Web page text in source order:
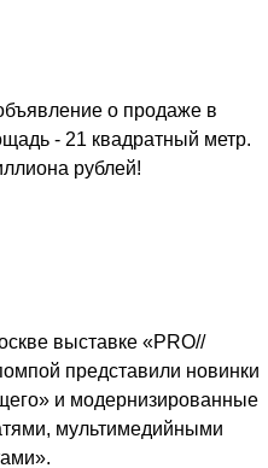
о продаже в
- 21 квадратный метр.
рублей!
выставке «PRO//
представили новинки
и модернизированные
мультимедийными